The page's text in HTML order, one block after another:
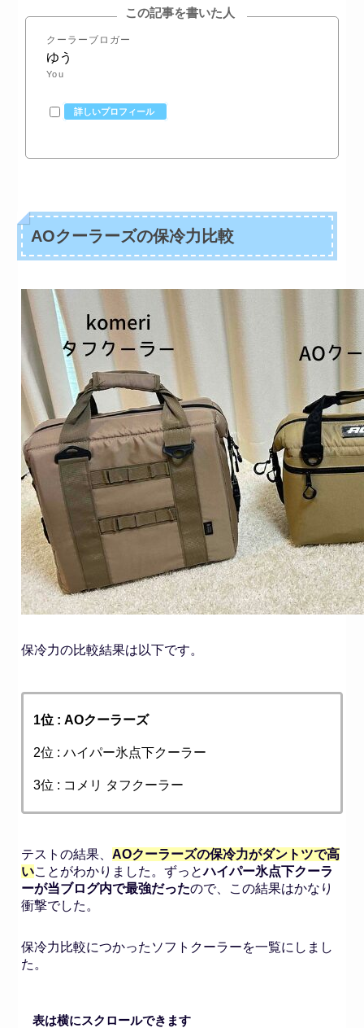
この記事を書いた人
クーラーブロガー
ゆう
You
詳しいプロフィール
AOクーラーズの保冷力比較
保冷力の比較結果は以下です。
1位 : AOクーラーズ
2位 : ハイパー氷点下クーラー
3位 : コメリ タフクーラー
テストの結果、 AOクーラーズの保冷力がダントツで高
いことがわかりました。ずっとハイパー氷点下クーラ
ーが当ブログ内で最強だったので、この結果はかなり
衝撃でした。
保冷力比較につかったソフトクーラーを一覧にしまし
た。
表は横にスクロールできます